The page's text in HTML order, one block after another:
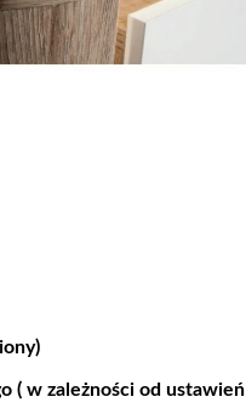
( w zależności od ustawień